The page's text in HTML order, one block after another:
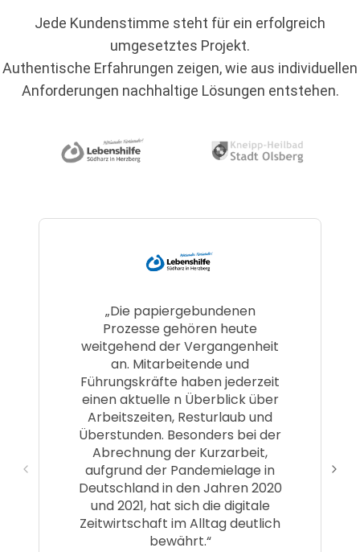
Jede Kundenstimme steht für ein erfolgreich
umgesetztes Projekt.
Authentische Erfahrungen zeigen, wie aus individuellen
Anforderungen nachhaltige Lösungen entstehen.
„Die papiergebundenen
Prozesse gehören heute
weitgehend der Vergangenheit
an. Mitarbeitende und
Führungskräfte haben jederzeit
einen aktuelle n Überblick über
Arbeitszeiten, Resturlaub und
Überstunden. Besonders bei der
Abrechnung der Kurzarbeit,
aufgrund der Pandemielage in
Deutschland in den Jahren 2020
und 2021, hat sich die digitale
Zeitwirtschaft im Alltag deutlich
bewährt.“